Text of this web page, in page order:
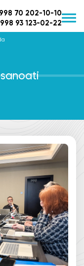
70 202-10-10
93 123-02-22